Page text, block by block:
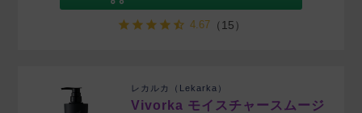
4.67（15）
レカルカ（Lekarka）
Vivorka モイスチャースムージ